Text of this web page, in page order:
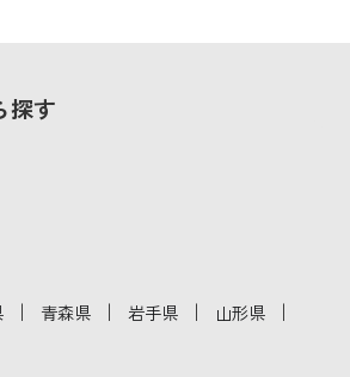
探す
｜ 青森県 ｜ 岩手県 ｜ 山形県 ｜